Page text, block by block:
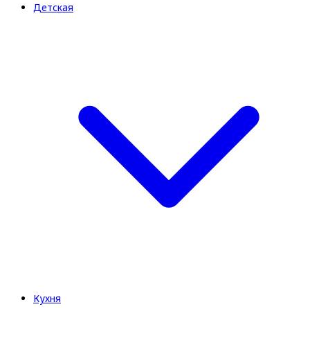
Детская
Кухня